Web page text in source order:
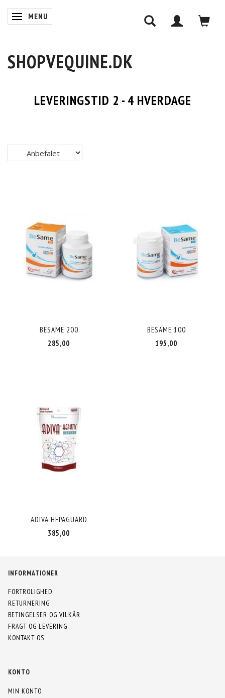
SKIFTE NAVIGATION
MENU
SHOPVEQUINE.DK
LEVERINGSTID 2 - 4 HVERDAGE
BESAME 200
285,00
BESAME 100
195,00
ADIVA HEPAGUARD
385,00
INFORMATIONER
FORTROLIGHED
RETURNERING
BETINGELSER OG VILKÅR
FRAGT OG LEVERING
KONTAKT OS
KONTO
MIN KONTO